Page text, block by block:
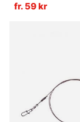
fr. 59 kr